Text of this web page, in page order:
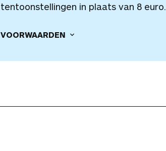
tentoonstellingen in plaats van 8 euro.
VOORWAARDEN